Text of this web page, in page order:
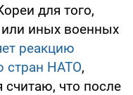
для того,
или иных военных
реакцию
стран НАТО,
что после